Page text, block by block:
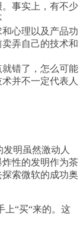
事实上，有不少
心理以及产品功
弄自己的技术和
错了，怎么可能
并不一定代表人
明虽然激动人
性的发明作为茶
索微软的成功奥
上“买“来的。这